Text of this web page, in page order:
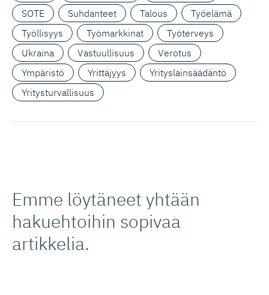
SOTE
Suhdanteet Talous
Työelämä
Työllisyys
Työmarkkinat
Työterveys
Ukraina
Vastuullisuus
Verotus
Ympäristö
Yrittäjyys
Yrityslainsäädäntö
Yritysturvallisuus
Emme löytäneet yhtään
hakuehtoihin sopivaa
artikkelia.